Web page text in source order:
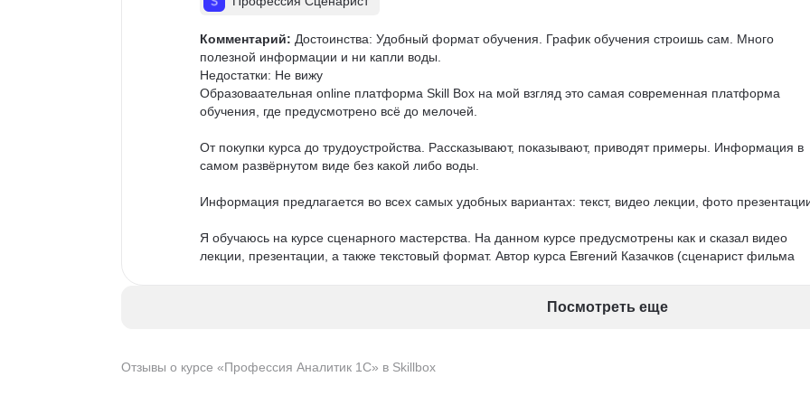
Отзывы о курсе «Профессия Аналитик 1С» в Skillbox
Комментарий: Достоинства: Удобный формат обучения. График обучения строишь сам. Много
полезной информации и ни капли воды.
Недостатки: Не вижу
Образоваательная online платформа Skill Box на мой взгляд это самая современная платформа
обучения, где предусмотрено всё до мелочей.
От покупки курса до трудоустройства. Рассказывают, показывают, приводят примеры. Информация в
самом развёрнутом виде без какой либо воды.
Информация предлагается во всех самых удобных вариантах: текст, видео лекции, фото
Я обучаюсь на курсе сценарного мастерства. На данном курсе предусмотрены как и сказал видео
лекции, презентации, а также текстовый формат. Автор курса Евгений Казачков (сценарист фильма
Посмотреть еще